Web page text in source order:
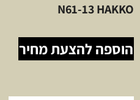
N61-13 HAKKO
הוספה להצעת מחיר